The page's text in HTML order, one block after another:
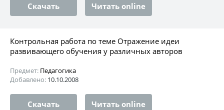
Скачать Читать online
Контрольная работа по теме Отражение идеи
развивающего обучения у различных авторов
Предмет: Педагогика
Добавлено: 10.10.2008
Скачать Читать online